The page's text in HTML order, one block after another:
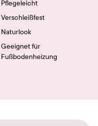
Pflegeleicht
Verschleißfest
Naturlook
Geeignet für
Fußbodenheizung